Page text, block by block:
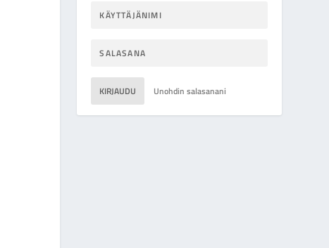
KIRJAUDU Unohdin salasanani